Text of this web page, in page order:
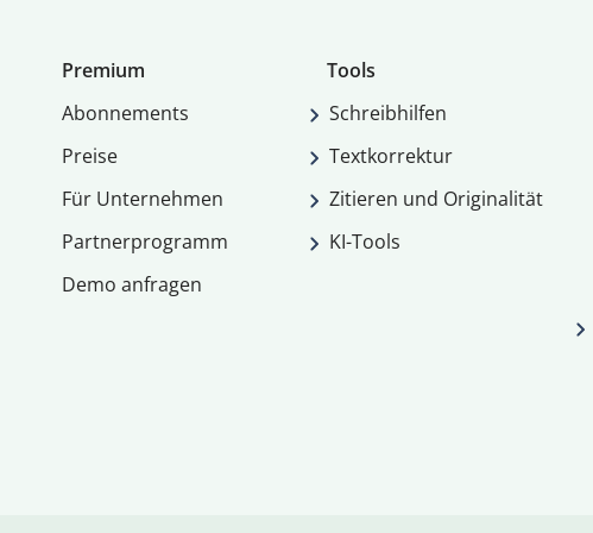
Premium
Abon­ne­ments
Preise
Für Unternehmen
Partnerprogramm
Demo anfragen
Tools
Schreibhilfen
Textkorrektur
Zitieren und Originalität
KI-Tools